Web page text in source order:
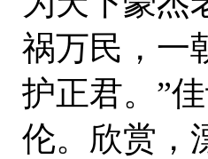
祸万民，一
护正君。”
伦。欣赏，